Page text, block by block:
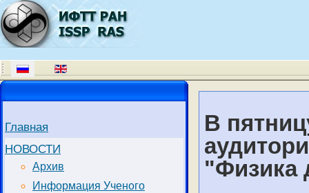
Главная
НОВОСТИ
Архив
Информация Ученого
В
"Физика